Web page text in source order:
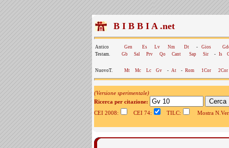
B I B B I A .net
Antico Gen Es Lv Nm Dt - Gios
Testam.
Gb Sal Prv Qo Cant Sap Sir - Is
NuovoT. Mt Mc Lc Gv - At - Rom 1Cor 2Cor
(Versione sperimentale)
Ricerca per citazione:
CEI 2008:
CEI 74: TILC: Mostra